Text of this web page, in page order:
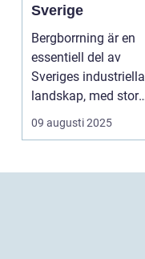
Sverige
Bergborrning är en
essentiell del av
Sveriges industriella
landskap, med stor
betydelse fö...
09 augusti 2025